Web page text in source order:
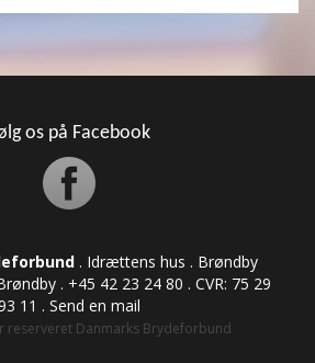
os på Facebook
. Idrættens hus . Brøndby
. +45 42 23 24 80 . CVR: ​​​​​​75 29
11 . Send en mail
reserveret Danmarks Brydeforbund